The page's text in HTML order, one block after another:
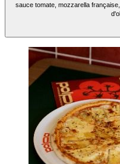
sauce tomate, mozzarella